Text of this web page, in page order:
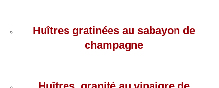
Huîtres gratinées au sabayon de
champagne